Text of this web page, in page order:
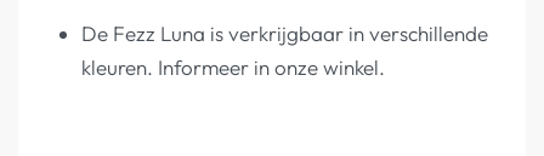
De Fezz Luna is verkrijgbaar in verschillende
kleuren. Informeer in onze winkel.